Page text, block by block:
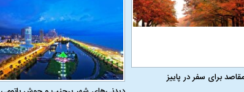
برای سفر در پاییز